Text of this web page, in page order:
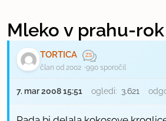
Mleko v prahu-
TORTICA
član od 2002 990 sporočil
7. mar 2008 15:51 ogledi: 3.621